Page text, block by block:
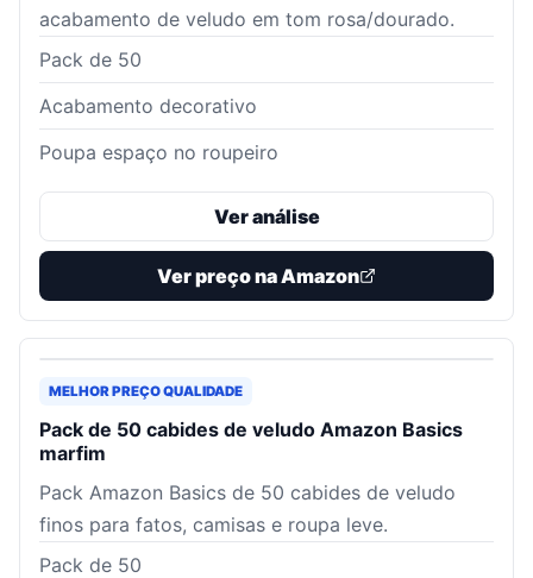
acabamento de veludo em tom rosa/dourado.
Pack de 50
Acabamento decorativo
Poupa espaço no roupeiro
Ver análise
Ver preço na Amazon
MELHOR PREÇO QUALIDADE
Pack de 50 cabides de veludo Amazon Basics
marfim
Pack Amazon Basics de 50 cabides de veludo
finos para fatos, camisas e roupa leve.
Pack de 50